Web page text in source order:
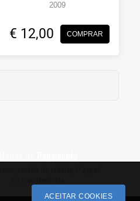
2009
€ 12,00 COMPRAR
ACEITAR COOKIES